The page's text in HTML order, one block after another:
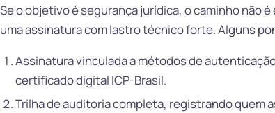
Se o objetivo é segurança jurídica, o caminho não
uma assinatura com lastro técnico forte. Alguns
Assinatura vinculada a métodos de
certificado digital ICP-Brasil.
Trilha de auditoria completa, registrando quem